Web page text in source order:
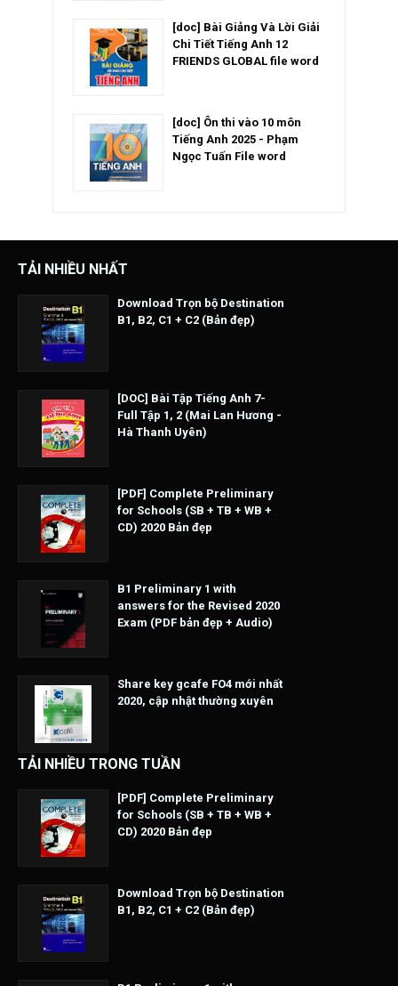
[doc] Bài Giảng Và Lời Giải
Chi Tiết Tiếng Anh 12
FRIENDS GLOBAL file word
[doc] Ôn thi vào 10 môn
Tiếng Anh 2025 - Phạm
Ngọc Tuấn File word
TẢI NHIỀU NHẤT
Download Trọn bộ Destination
B1, B2, C1 + C2 (Bản đẹp)
[DOC] Bài Tập Tiếng Anh 7-
Full Tập 1, 2 (Mai Lan Hương -
Hà Thanh Uyên)
[PDF] Complete Preliminary
for Schools (SB + TB + WB +
CD) 2020 Bản đẹp
B1 Preliminary 1 with
answers for the Revised 2020
Exam (PDF bản đẹp + Audio)
Share key gcafe FO4 mới nhất
2020, cập nhật thường xuyên
TẢI NHIỀU TRONG TUẦN
[PDF] Complete Preliminary
for Schools (SB + TB + WB +
CD) 2020 Bản đẹp
Download Trọn bộ Destination
B1, B2, C1 + C2 (Bản đẹp)